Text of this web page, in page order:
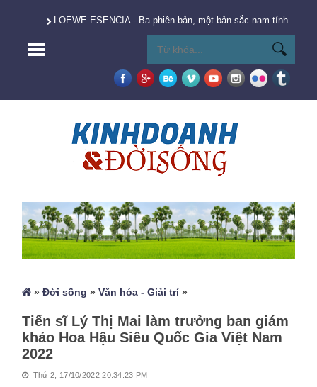
LOEWE ESENCIA - Ba phiên bản, một bản sắc nam tính vượt
»Đời sống »Văn hóa - Giải trí»
Tiến sĩ Lý Thị Mai làm trưởng ban giám
khảo Hoa Hậu Siêu Quốc Gia Việt Nam
2022
Thứ 2, 17/10/2022 20:34:23 PM